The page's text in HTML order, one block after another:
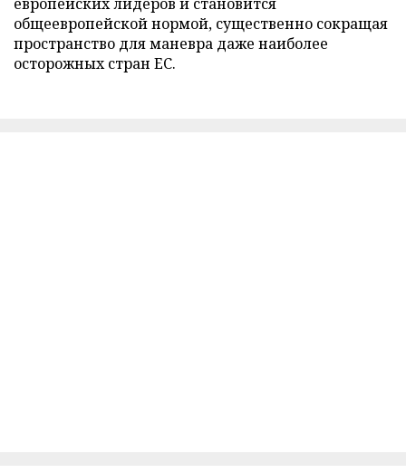
общеевропейской нормой, существенно сокращая
пространство для маневра даже наиболее
осторожных стран ЕС.